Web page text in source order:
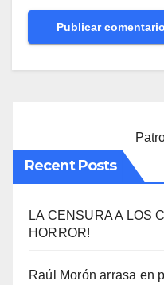
Recent Posts
LA CENSURA A LOS
HORROR!
Raúl Morón arrasa en